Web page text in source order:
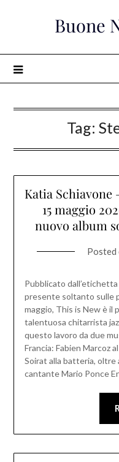
Buone
Tag:
Katia Schiavone
15 maggio
nuovo album
Posted
Pubblicato
presente soltanto sulle
maggio, This is New è il
talentuosa chitarrista
questo lavoro da due
Francia: Fabien Marcoz
Soirat alla batteria, oltre
cantante Mario Ponce